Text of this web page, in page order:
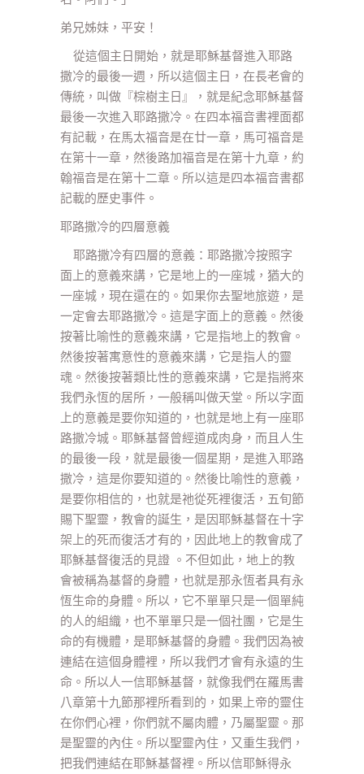
弟兄姊妹，平安！
從這個主日開始，就是耶穌基督進入耶路
撒冷的最後一週，所以這個主日，在長老會的
傳統，叫做『棕樹主日』，就是紀念耶穌基督
最後一次進入耶路撒冷。在四本福音書裡面都
有記載，在馬太福音是在廿一章，馬可福音是
在第十一章，然後路加福音是在第十九章，約
翰福音是在第十二章。所以這是四本福音書都
記載的歷史事件。
耶路撒冷的四層意義
耶路撒冷有四層的意義：耶路撒冷按照字
面上的意義來講，它是地上的一座城，猶大的
一座城，現在還在的。如果你去聖地旅遊，是
一定會去耶路撒冷。這是字面上的意義。然後
按著比喻性的意義來講，它是指地上的教會。
然後按著寓意性的意義來講，它是指人的靈
魂。然後按著類比性的意義來講，它是指將來
我們永恆的居所，一般稱叫做天堂。所以字面
上的意義是要你知道的，也就是地上有一座耶
路撒冷城。耶穌基督曾經道成肉身，而且人生
的最後一段，就是最後一個星期，是進入耶路
撒冷，這是你要知道的。然後比喻性的意義，
是要你相信的，也就是祂從死裡復活，五旬節
賜下聖靈，教會的誕生，是因耶穌基督在十字
架上的死而復活才有的，因此地上的教會成了
耶穌基督復活的見證 。不但如此，地上的教
會被稱為基督的身體，也就是那永恆者具有永
恆生命的身體。所以，它不單單只是一個單純
的人的組織，也不單單只是一個社團，它是生
命的有機體，是耶穌基督的身體。我們因為被
連結在這個身體裡，所以我們才會有永遠的生
命。所以人一信耶穌基督，就像我們在羅馬書
八章第十九節那裡所看到的，如果上帝的靈住
在你們心裡，你們就不屬肉體，乃屬聖靈。那
是聖靈的內住。所以聖靈內住，又重生我們，
把我們連結在耶穌基督裡。所以信耶穌得永